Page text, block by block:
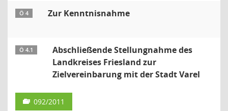
Ö 4 Zur Kenntnisnahme
Ö 4.1
Abschließende Stellungnahme des
Landkreises Friesland zur
Zielvereinbarung mit der Stadt Varel
092/2011